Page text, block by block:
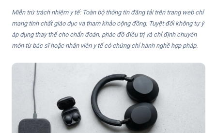
Miễn trừ trách nhiệm y tế: Toàn bộ thông tin đăng tải trên trang web chỉ
mang tính chất giáo dục và tham khảo cộng đồng. Tuyệt đối không tự ý
áp dụng thay thế cho chẩn đoán, phác đồ điều trị và chỉ định chuyên
môn từ bác sĩ hoặc nhân viên y tế có chứng chỉ hành nghề hợp pháp.